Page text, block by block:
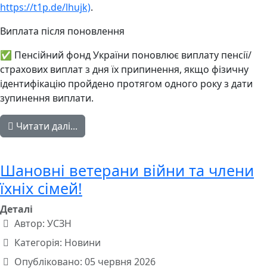
https://t1p.de/lhujk).
Виплата після поновлення
✅ Пенсійний фонд України поновлює виплату пенсії/
страхових виплат з дня їх припинення, якщо фізичну
ідентифікацію пройдено протягом одного року з дати
зупинення виплати.
Читати далі...
Шановні ветерани війни та члени
їхніх сімей!
Деталі
Автор: УСЗН
Категорія: Новини
Опубліковано: 05 червня 2026